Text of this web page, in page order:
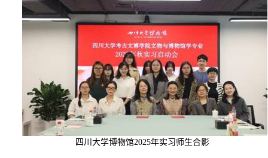
四川大学博物馆2025年实习师生合影